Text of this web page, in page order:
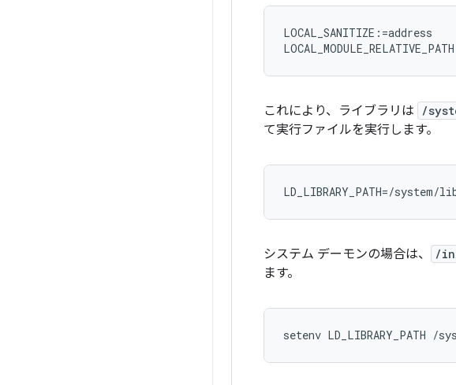
LOCAL_SANITIZE:=address
これにより、ライブラリは /
て実行ファイルを実行します。
LD_LIBRARY_PATH=/system/
システム デーモンの場合は、 /
ます。